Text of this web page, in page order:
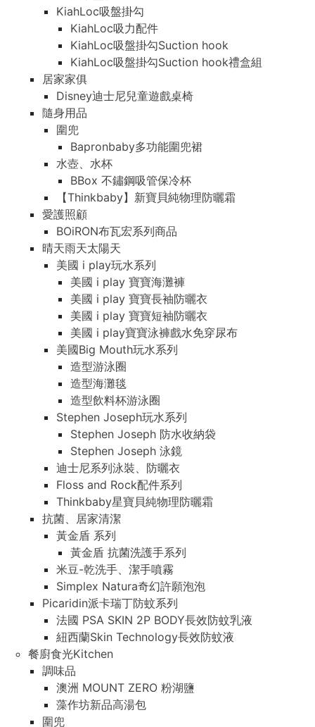
KiahLoc吸盤掛勾
KiahLoc吸力配件
KiahLoc吸盤掛勾Suction hook
KiahLoc吸盤掛勾Suction hook禮盒組
居家家俱
Disney迪士尼兒童遊戲桌椅
隨身用品
圍兜
Bapronbaby多功能圍兜裙
水壺、水杯
BBox 不鏽鋼吸管保冷杯
【Thinkbaby】新寶貝純物理防曬霜
愛護照顧
BOiRON布瓦宏系列商品
晴天雨天太陽天
美國 i play玩水系列
美國 i play 寶寶海灘褲
美國 i play 寶寶長袖防曬衣
美國 i play 寶寶短袖防曬衣
美國 i play寶寶泳褲戲水免穿尿布
美國Big Mouth玩水系列
造型游泳圈
造型海灘毯
造型飲料杯游泳圈
Stephen Joseph玩水系列
Stephen Joseph 防水收納袋
Stephen Joseph 泳鏡
迪士尼系列泳裝、防曬衣
Floss and Rock配件系列
Thinkbaby星寶貝純物理防曬霜
抗菌、居家清潔
黃金盾 系列
黃金盾 抗菌洗護手系列
米豆-乾洗手、潔手噴霧
Simplex Natura奇幻許願泡泡
Picaridin派卡瑞丁防蚊系列
法國 PSA SKIN 2P BODY長效防蚊乳液
紐西蘭Skin Technology長效防蚊液
餐廚食光Kitchen
調味品
澳洲 MOUNT ZERO 粉湖鹽
藻作坊新品高湯包
圍兜